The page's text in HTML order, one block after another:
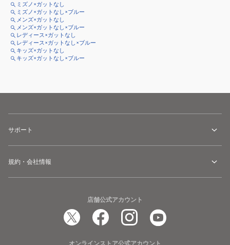
ミズノ×ガットなし
ミズノ×ガットなし×ブルー
メンズ×ガットなし
メンズ×ガットなし×ブルー
レディース×ガットなし
レディース×ガットなし×ブルー
キッズ×ガットなし
キッズ×ガットなし×ブルー
サポート
規約・会社情報
店舗公式アカウント
オンラインストア公式アカウント